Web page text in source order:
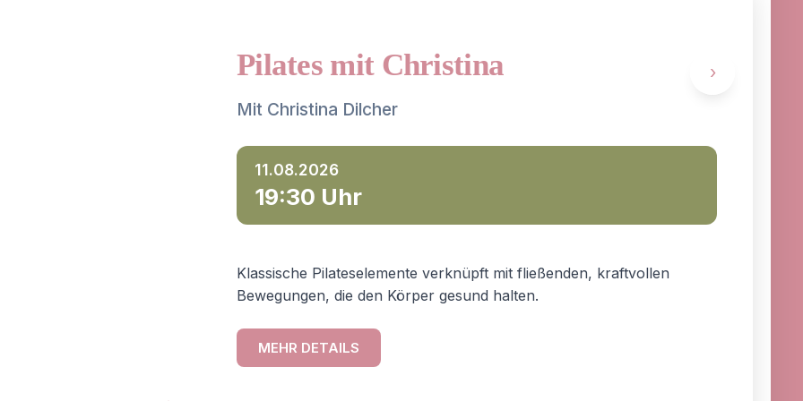
Pilates mit Christina
Mit Christina Dilcher
11.08.2026
19:30 Uhr
Klassische Pilateselemente verknüpft mit fließenden, kraftvollen
Bewegungen, die den Körper gesund halten.
MEHR DETAILS
›